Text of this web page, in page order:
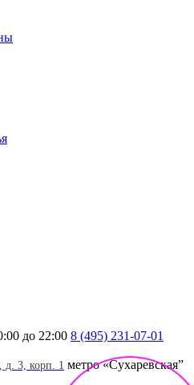
до 22:00 8 (495) 231-07-01
3, корп. 1 метро «Сухаревская”